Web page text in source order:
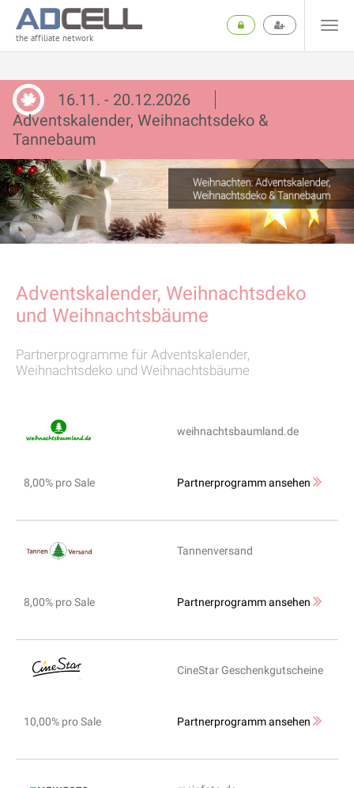
the affiliate network
16.11. - 20.12.2026
Adventskalender, Weihnachtsdeko &
Tannebaum
Adventskalender, Weihnachtsdeko
und Weihnachtsbäume
Partnerprogramme für Adventskalender,
Weihnachtsdeko und Weihnachtsbäume
weihnachtsbaumland.de
8,00% pro Sale Partnerprogramm ansehen
Tannenversand
8,00% pro Sale Partnerprogramm ansehen
CineStar Geschenkgutscheine
10,00% pro Sale Partnerprogramm ansehen